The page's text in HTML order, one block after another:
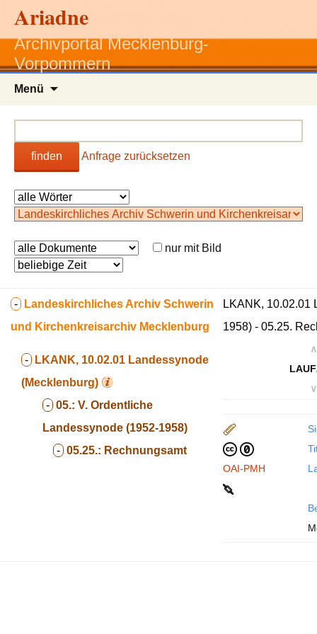
Ariadne
Archivportal Mecklenburg-
Vorpommern
Menü
finden Anfrage zurücksetzen
nur mit Bild
- Landeskirchliches Archiv Schwerin
und Kirchenkreisarchiv Mecklenburg
- LKANK, 10.02.01 Landessynode
(Mecklenburg)
- 05.: V. Ordentliche
Landessynode (1952-1958)
- 05.25.: Rechnungsamt
LKANK, 10.02.01
1958) - 05.25.
∧
∨
OAI-PMH